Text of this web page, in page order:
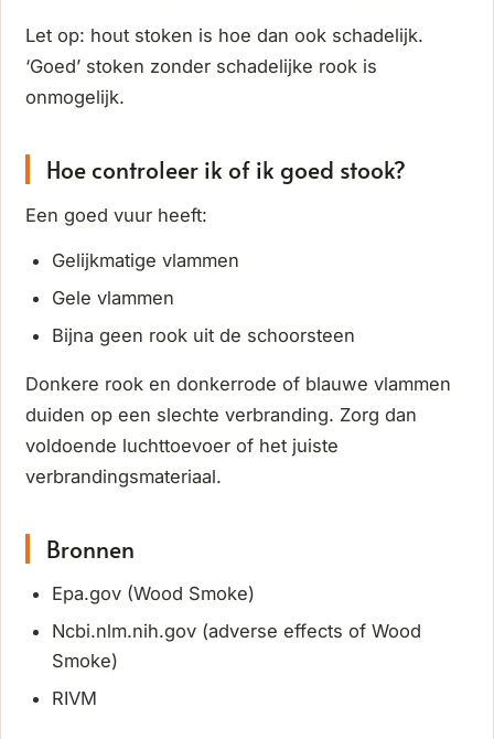
Let op: hout stoken is hoe dan ook schadelijk.
‘Goed’ stoken zonder schadelijke rook is
onmogelijk.
Hoe controleer ik of ik goed stook?
Een goed vuur heeft:
Gelijkmatige vlammen
Gele vlammen
Bijna geen rook uit de schoorsteen
Donkere rook en donkerrode of blauwe vlammen
duiden op een slechte verbranding. Zorg dan
voldoende luchttoevoer of het juiste
verbrandingsmateriaal.
Bronnen
Epa.gov (Wood Smoke)
Ncbi.nlm.nih.gov (adverse effects of Wood
Smoke)
RIVM